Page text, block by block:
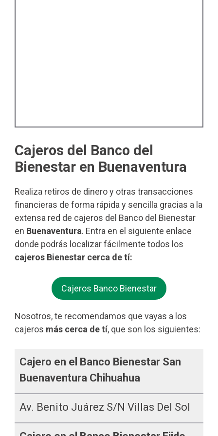
Cajeros del Banco del
Bienestar en Buenaventura
Realiza retiros de dinero y otras transacciones
financieras de forma rápida y sencilla gracias a la
extensa red de cajeros del Banco del Bienestar
en Buenaventura. Entra en el siguiente enlace
donde podrás localizar fácilmente todos los
cajeros Bienestar cerca de tí:
Cajeros Banco Bienestar
Nosotros, te recomendamos que vayas a los
cajeros más cerca de tí, que son los siguientes:
Cajero en el Banco Bienestar San
Buenaventura Chihuahua
Av. Benito Juárez S/n Villas Del Sol